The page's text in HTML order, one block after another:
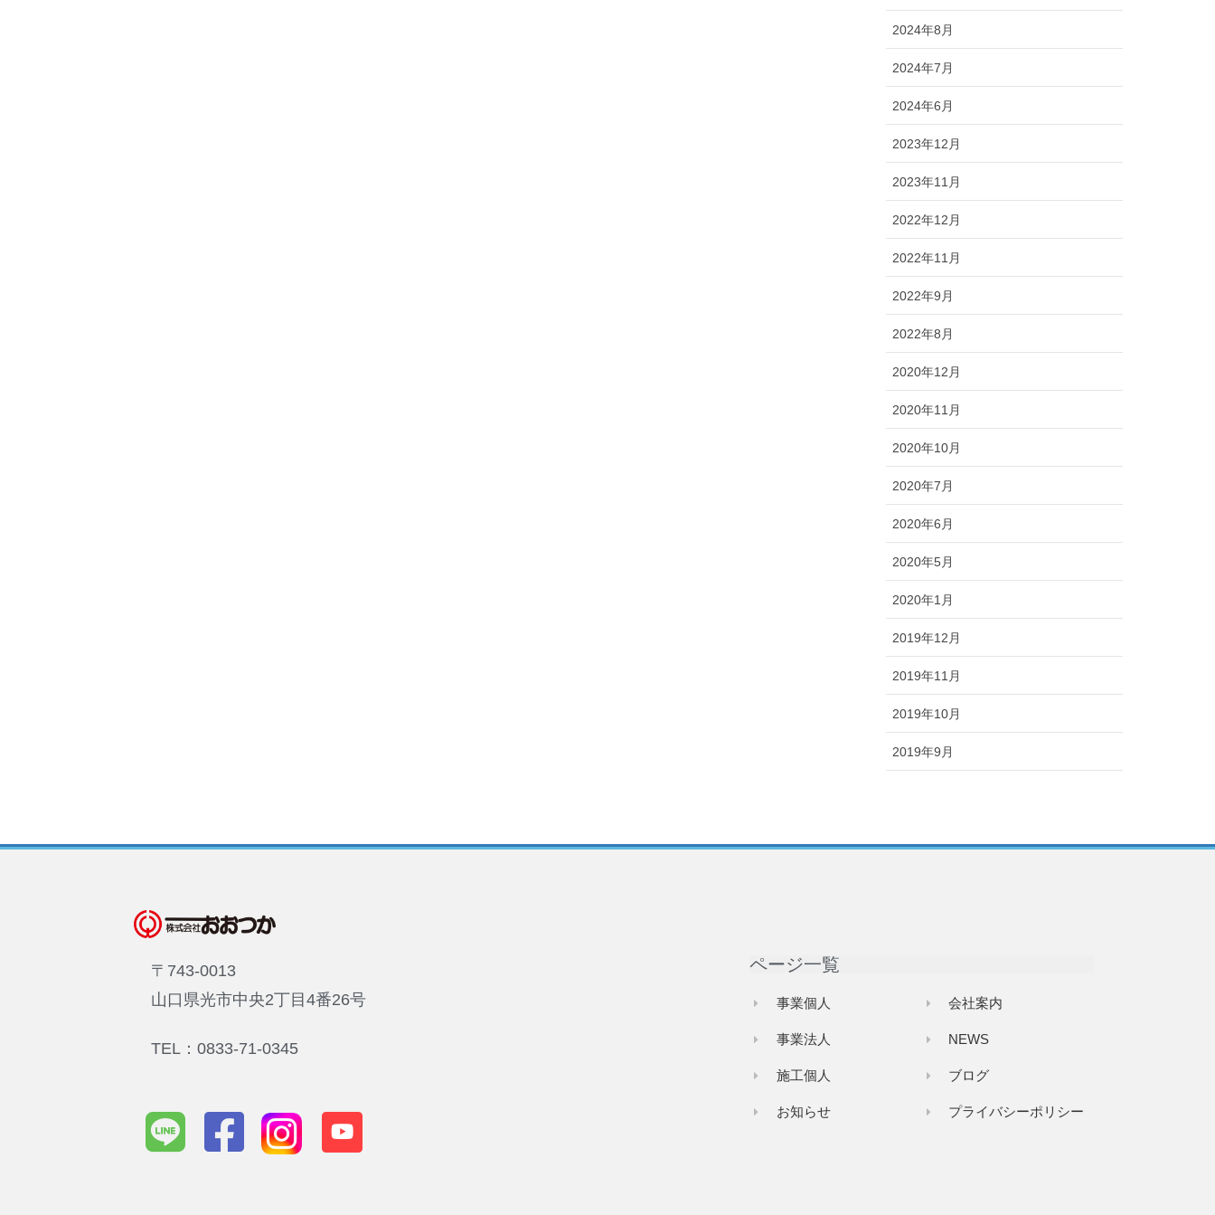
2024年8月
2024年7月
2024年6月
2023年12月
2023年11月
2022年12月
2022年11月
2022年9月
2022年8月
2020年12月
2020年11月
2020年10月
2020年7月
2020年6月
2020年5月
2020年1月
2019年12月
2019年11月
2019年10月
2019年9月
〒743-0013
山口県光市中央2丁目4番26号
TEL：0833-71-0345
ページ一覧
事業個人
事業法人
施工個人
お知らせ
会社案内
NEWS
ブログ
プライバシーポリシー